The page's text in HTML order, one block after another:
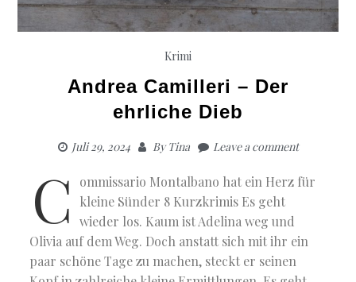
Krimi
Andrea Camilleri – Der
ehrliche Dieb
Juli 29, 2024 ByTina Leave a comment
C
ommissario Montalbano hat ein Herz für
kleine Sünder 8 Kurzkrimis Es geht
wieder los. Kaum ist Adelina weg und
Olivia auf dem Weg. Doch anstatt sich mit ihr ein
paar schöne Tage zu machen, steckt er seinen